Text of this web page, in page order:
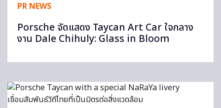
PR NEWS
Porsche จัดแสดง Taycan Art Car ใจกลาง
งาน Dale Chihuly: Glass in Bloom